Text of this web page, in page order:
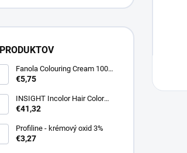
Fanola Colouring Cream 100
ml
€5,75
INSIGHT Incolor Hair Color
100ml
€41,32
Profiline - krémový oxid 3%
€3,27